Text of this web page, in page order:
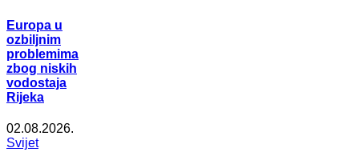
Europa u
ozbiljnim
problemima
zbog niskih
vodostaja
Rijeka
02.08.2026.
Svijet